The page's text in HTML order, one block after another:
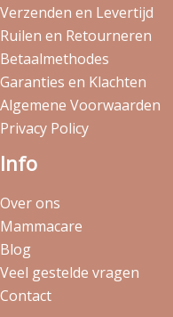
Verzenden en Levertijd
Ruilen en Retourneren
Betaalmethodes
Garanties en Klachten
Algemene Voorwaarden
Privacy Policy
Info
Over ons
Mammacare
Blog
Veel gestelde vragen
Contact